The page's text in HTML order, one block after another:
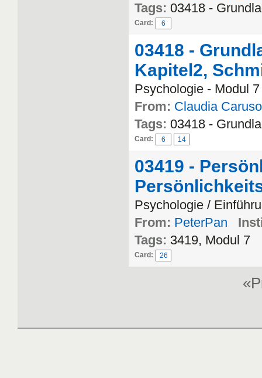
Tags: 03418 -
Card: 6
03418 -
Kapitel2,
Psychologie - Modul
From: Claudia Caruso
Tags: 03418 -
Card: 6 14
03419 -
Psychologie /
From: PeterPan
Tags: 3419, Modul 7
Card: 26